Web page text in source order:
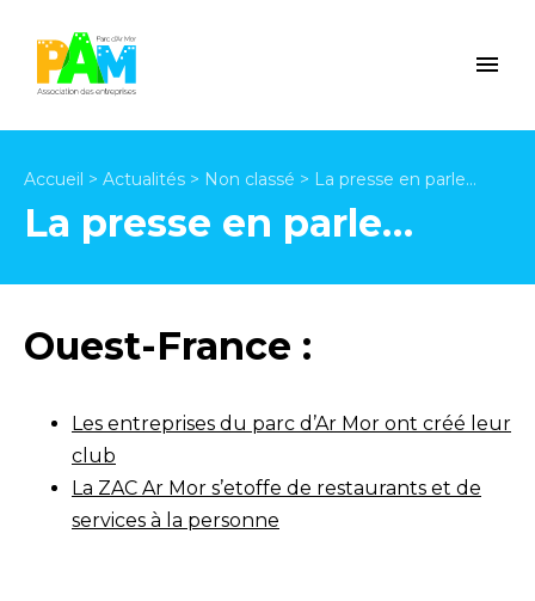
Accueil > Actualités > Non classé > La presse en parle…
La presse en parle…
Ouest-France :
Les entreprises du parc d’Ar Mor ont créé leur
club
La ZAC Ar Mor s’etoffe de restaurants et de
services à la personne